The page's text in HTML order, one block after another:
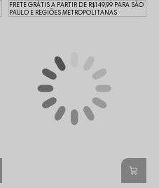
FRETE GRÁTIS A PARTIR DE R$149,99 PARA SÃO
PAULO E REGIÕES METROPOLITANAS